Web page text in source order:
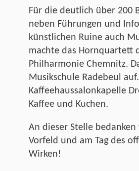
Für die deutlich über 200
neben Führungen und
künstlichen Ruine auch
machte das Hornquartett
Philharmonie Chemnitz.
Musikschule Radebeul
Kaffeehaussalonkapelle
Kaffee und Kuchen.
An dieser Stelle
Vorfeld und am Tag des
Wirken!